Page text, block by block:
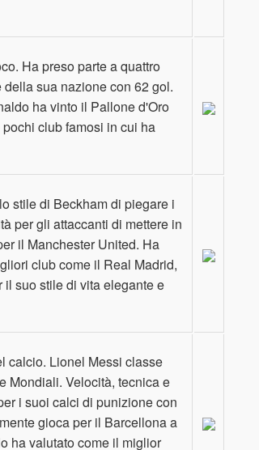
Ha preso parte a quattro
sua nazione con 62 gol.
ha vinto il Pallone d'Oro
club famosi in cui ha
stile di Beckham di piegare i
per gli attaccanti di mettere in
il Manchester United. Ha
club come il Real Madrid,
il suo stile di vita elegante e
calcio. Lionel Messi classe
Mondiali. Velocità, tecnica e
i suoi calci di punizione con
gioca per il Barcellona a
ha valutato come il miglior